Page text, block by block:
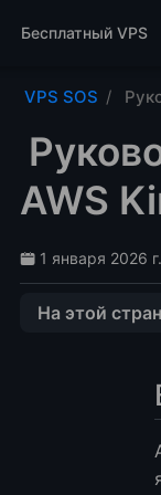
Бесплатный VPS
VPS SOS
AWS
1 января 2026 г.
На этой
🔓 Как
Шаг 2: Переход